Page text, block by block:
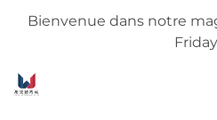
Bienvenue dans notre